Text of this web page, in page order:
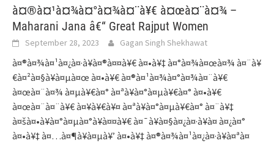
à¤®à¤¹à¤¾à¤°à¤¾à¤¨à¥€ à¤œà¤¨à¤¾ –
Maharani Jana â€“ Great Rajput Women
September 28, 2023 Gagan Singh Shekhawat
à¤®à¤¾à¤¹à¤¿à¤·à¥à¤®à¤¤à¥€ à¤•à¥‡ à¤°à¤¾à¤œà¤¾ à¤¨à¥
€à¤²à¤§à¥à¤µà¤œ à¤•à¥€ à¤®à¤¹à¤¾à¤°à¤¾à¤¨à¥€
à¤œà¤¨à¤¾ à¤µà¥€à¤° à¤ªà¥à¤°à¤µà¥€à¤° à¤•à¥€
à¤œà¤¨à¤¨à¥€ à¤¥à¥€à¥¤ à¤ªà¥à¤°à¤µà¥€à¤° à¤¨à¥‡
à¤šà¤•à¥à¤°à¤µà¤°à¥à¤¤à¥€ à¤¯à¥à¤§à¤¿à¤·à¥à¤ à¤¿à¤°
à¤•à¥‡ à¤…à¤¶à¥à¤µà¥’ à¤•à¥‡ à¤®à¤¾à¤¹à¤¿à¤·à¥à¤ªà¤